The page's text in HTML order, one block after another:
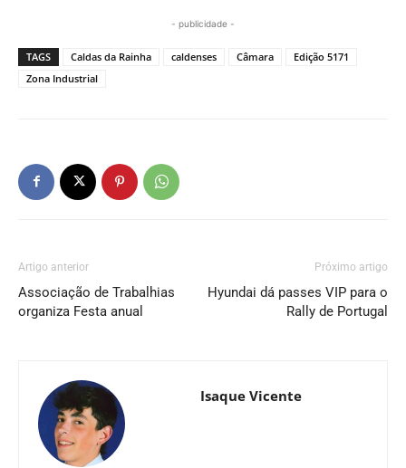
- publicidade -
TAGS Caldas da Rainha caldenses Câmara
Edição 5171
Zona Industrial
Artigo anterior
Associação de Trabalhias
organiza Festa anual
Próximo artigo
Hyundai dá passes VIP para o
Rally de Portugal
Isaque Vicente